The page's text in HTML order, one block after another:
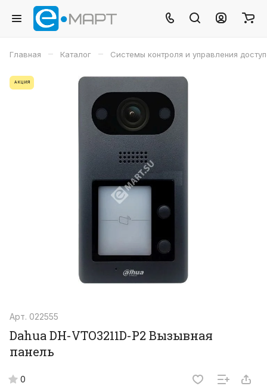
Главная – Каталог – Системы контроля и управления
АКЦИЯ
Арт. 022555
Dahua DH-VTO3211D-P2 Вызывная
панель
0